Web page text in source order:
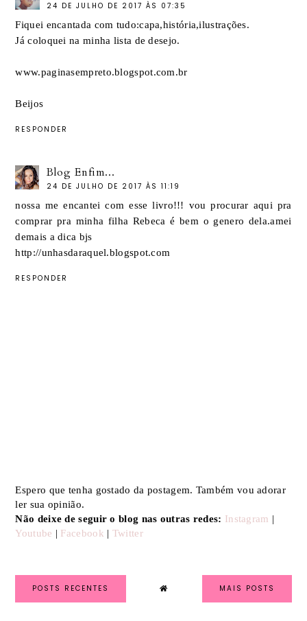
24 DE JULHO DE 2017 ÀS 07:35
Fiquei encantada com tudo:capa,história,ilustrações.
Já coloquei na minha lista de desejo.
www.paginasempreto.blogspot.com.br
Beijos
RESPONDER
Blog Enfim...
24 DE JULHO DE 2017 ÀS 11:19
nossa me encantei com esse livro!!! vou procurar aqui pra
comprar pra minha filha Rebeca é bem o genero dela.amei
demais a dica bjs
http://unhasdaraquel.blogspot.com
RESPONDER
Espero que tenha gostado da postagem. Também vou adorar
ler sua opinião.
Não deixe de seguir o blog nas outras redes: Instagram |
Youtube | Facebook | Twitter
POSTS RECENTES MAIS POSTS